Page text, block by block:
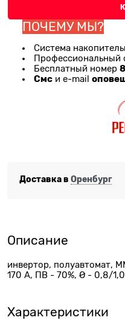
ПОЧЕМУ МЫ?
Система
Профессиональный
Бесплатный номер
Смс и e-mail
Доставка в Оренбург
Описание
инвертор, полуавтомат,
170 А, ПВ - 70%, Ø - 0,8/
Характеристики